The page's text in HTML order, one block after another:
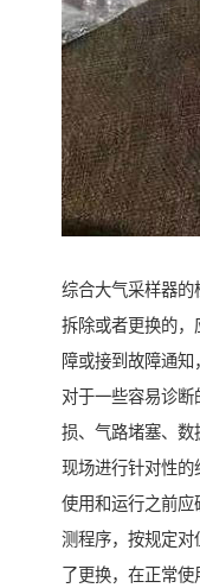
综合大气采样器的
拆除或者更换的，
障或接到故障通知
对于一些容易诊
损、气路堵塞、数
现场进行针对性的
使用和运行之前应
测程序，按规定对
了更换，在正常